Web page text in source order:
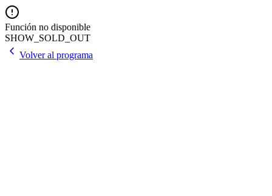
Función no disponible
SHOW_SOLD_OUT
Volver al programa